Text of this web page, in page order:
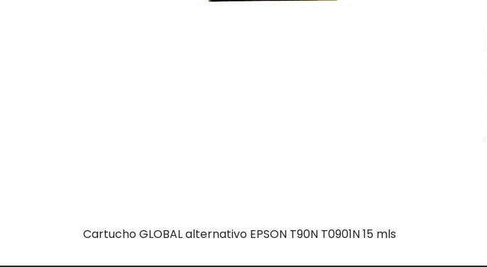
Cartucho GLOBAL alternativo EPSON T90N T0901N 15 mls